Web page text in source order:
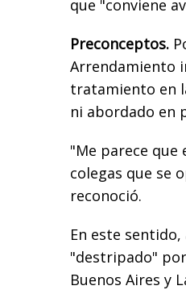
que "conviene
Preconceptos.
Arrendamiento
tratamiento en
ni abordado en
"Me parece
colegas que se
reconoció.
En este
"destripado"
Buenos Aires y